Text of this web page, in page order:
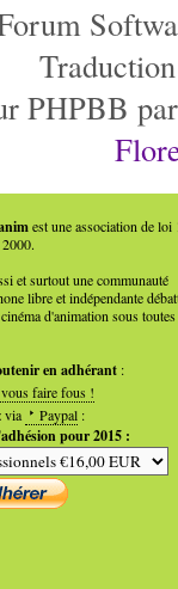
PHPBB
est une association de loi
2000.
et surtout une communauté
libre et indépendante
d'animation sous toutes
en adhérant :
faire fous !
via
Paypal :
pour 2015 :